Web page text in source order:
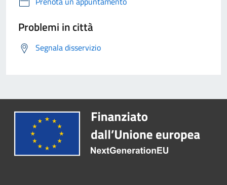
Problemi in città
Segnala disservizio